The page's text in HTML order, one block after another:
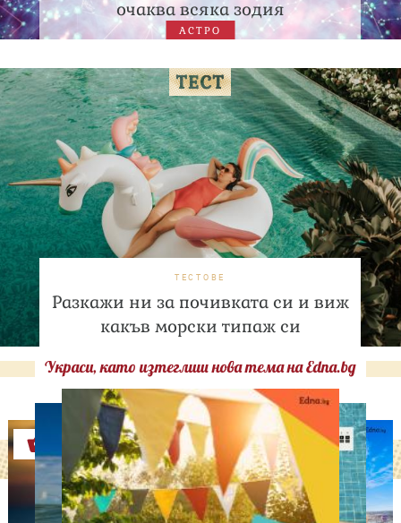
очаква всяка зодия
АСТРО
ТЕСТОВЕ
Разкажи ни за почивката си и виж
какъв морски типаж си
Украси, като изтеглиш нова тема на Edna.bg
Оферти
ИЗВЕСТНИ